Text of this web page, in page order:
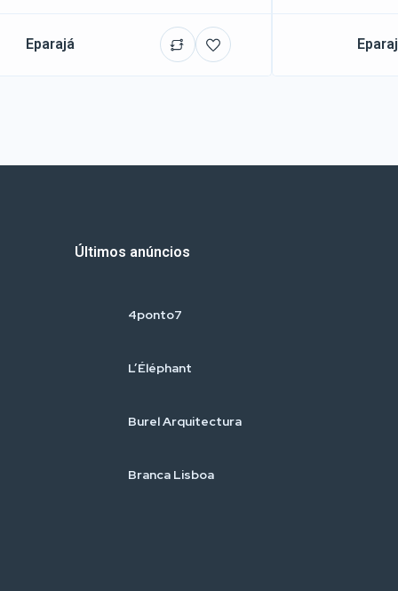
Eparajá
Últimos anúncios
4ponto7
L’Éléphant
Burel Arquitectura
Branca Lisboa